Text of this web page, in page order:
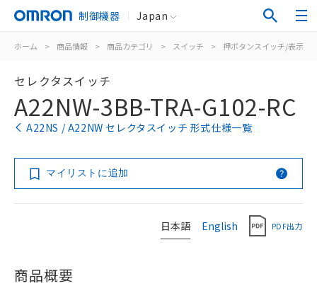
制御機器 Japan
ホーム > 商品情報 > 商品カテゴリ > スイッチ > 押ボタンスイッチ/表示灯
セレクタスイッチ
A22NW-3BB-TRA-G102-RC
A22NS / A22NW セレクタスイッチ 形式仕様一覧
マイリストに追加
日本語 English PDF出力
商品概要